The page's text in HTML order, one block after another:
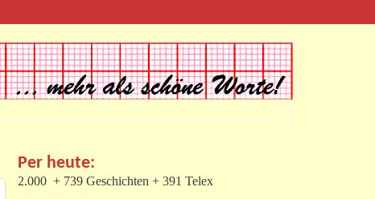
Per heute:
2.000 + 739 Geschichten + 391 Telex